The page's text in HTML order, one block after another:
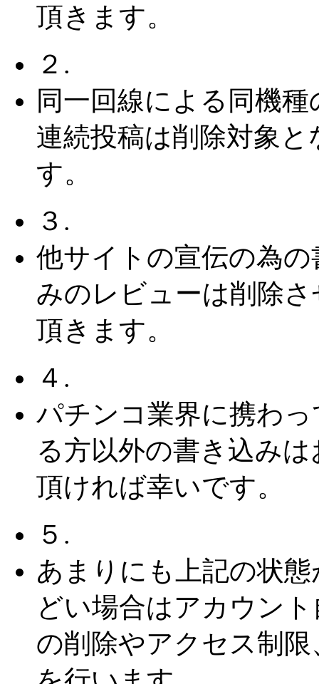
頂きます。
２.
同一回線による同機種
連続投稿は削除対象と
す。
３.
他サイトの宣伝の為の
みのレビューは削除さ
頂きます。
４.
パチンコ業界に携わっ
る方以外の書き込みは
頂ければ幸いです。
５.
あまりにも上記の状態
どい場合はアカウント
の削除やアクセス制限